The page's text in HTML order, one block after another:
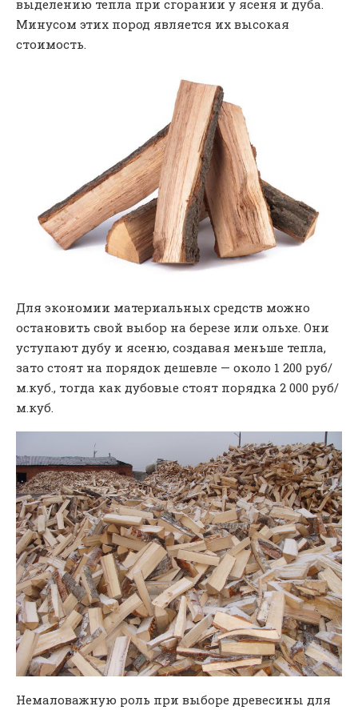
выделению тепла при сгорании у ясеня и дуба.
Минусом этих пород является их высокая
стоимость.
Для экономии материальных средств можно
остановить свой выбор на березе или ольхе. Они
уступают дубу и ясеню, создавая меньше тепла,
зато стоят на порядок дешевле — около 1 200 руб/
м.куб., тогда как дубовые стоят порядка 2 000 руб/
м.куб.
Немаловажную роль при выборе древесины для